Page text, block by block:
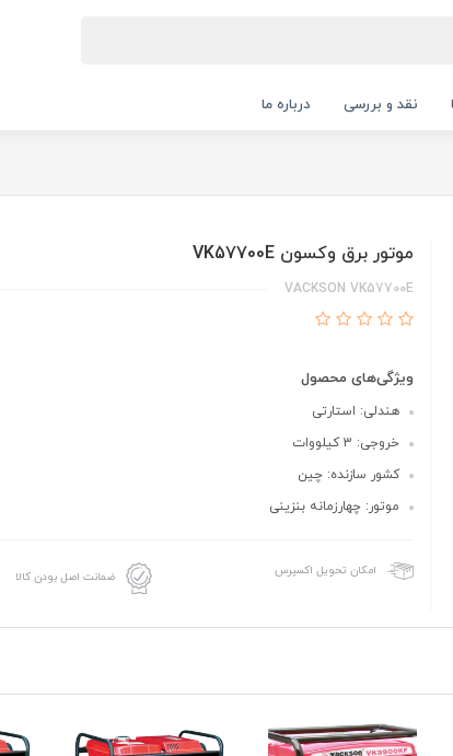
نقد و بررسی درباره ما
موتور برق وکسون VK57700E
VACKSON VK57700E
ویژگی‌های محصول
هندلی: استارتی
خروجی: 3 کیلووات
کشور سازنده: چین
موتور: چهارزمانه بنزینی
امکان تحویل اکسپرس ضمانت اصل بودن کالا